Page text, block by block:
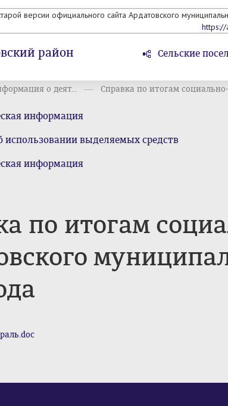
версии официального сайта Ардатовского
район Сельские
о деят... Справка по итогам
информация
использовании выделяемых средств
информация
по итогам